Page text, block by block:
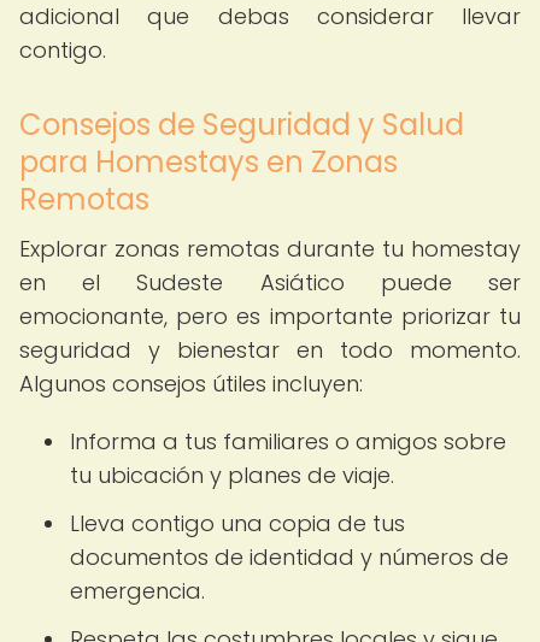
adicional que debas considerar llevar
contigo.
Consejos de Seguridad y Salud
para Homestays en Zonas
Remotas
Explorar zonas remotas durante tu homestay
en el Sudeste Asiático puede ser
emocionante, pero es importante priorizar tu
seguridad y bienestar en todo momento.
Algunos consejos útiles incluyen:
Informa a tus familiares o amigos sobre
tu ubicación y planes de viaje.
Lleva contigo una copia de tus
documentos de identidad y números de
emergencia.